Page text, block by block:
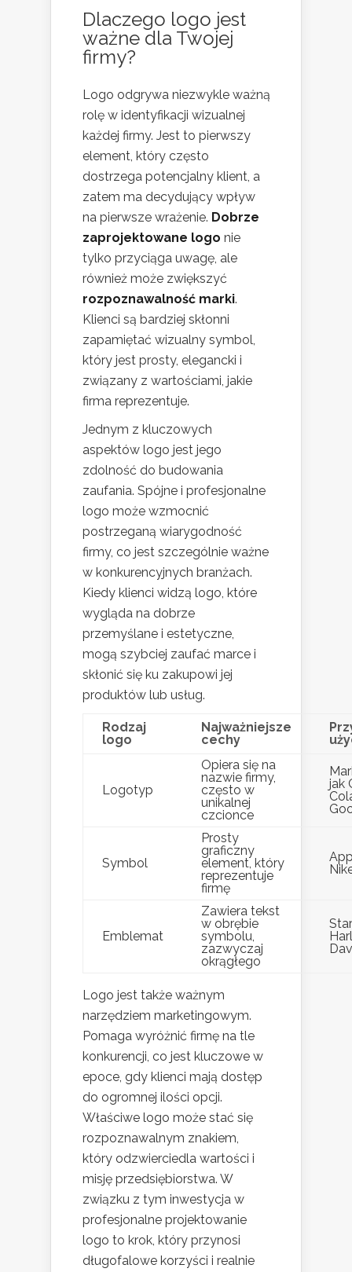
Dlaczego logo jest
ważne dla Twojej
firmy?
Logo odgrywa niezwykle ważną
rolę w identyfikacji wizualnej
każdej firmy. Jest to pierwszy
element, który często
dostrzega potencjalny klient, a
zatem ma decydujący wpływ
na pierwsze wrażenie. Dobrze
zaprojektowane logo nie
tylko przyciąga uwagę, ale
również może zwiększyć
rozpoznawalność marki.
Klienci są bardziej skłonni
zapamiętać wizualny symbol,
który jest prosty, elegancki i
związany z wartościami, jakie
firma reprezentuje.
Jednym z kluczowych
aspektów logo jest jego
zdolność do budowania
zaufania. Spójne i profesjonalne
logo może wzmocnić
postrzeganą wiarygodność
firmy, co jest szczególnie ważne
w konkurencyjnych branżach.
Kiedy klienci widzą logo, które
wygląda na dobrze
przemyślane i estetyczne,
mogą szybciej zaufać marce i
skłonić się ku zakupowi jej
produktów lub usług.
Rodzaj
logo
Najważniejsze
cechy
Logotyp
Opiera się na
nazwie firmy,
często w
unikalnej
czcionce
jak
Symbol
Prosty
graficzny
element, który
reprezentuje
firmę
Emblemat
Zawiera tekst
w obrębie
symbolu,
zazwyczaj
okrągłego
Logo jest także ważnym
narzędziem marketingowym.
Pomaga wyróżnić firmę na tle
konkurencji, co jest kluczowe w
epoce, gdy klienci mają dostęp
do ogromnej ilości opcji.
Właściwe logo może stać się
rozpoznawalnym znakiem,
który odzwierciedla wartości i
misję przedsiębiorstwa. W
związku z tym inwestycja w
profesjonalne projektowanie
logo to krok, który przynosi
długofalowe korzyści i realnie